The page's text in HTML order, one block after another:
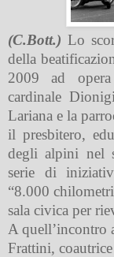
(C.Bott.) Lo
della
2009 ad
cardinale
Lariana e la
il presbitero,
degli alpini nel
serie di
“8.000
sala civica per
A quell’incontro
Frattini,